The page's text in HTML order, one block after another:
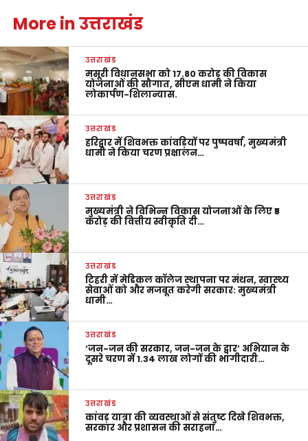
More in उत्तराखंड
उत्तराखंड
मसूरी विधानसभा को 17.80 करोड़ की विकास
योजनाओं की सौगात, सीएम धामी ने किया
लोकार्पण-शिलान्यास.
उत्तराखंड
हरिद्वार में शिवभक्त कांवड़ियों पर पुष्पवर्षा, मुख्यमंत्री
धामी ने किया चरण प्रक्षालन…
उत्तराखंड
मुख्यमंत्री ने विभिन्न विकास योजनाओं के लिए ₹5
करोड़ की वित्तीय स्वीकृति दी…
उत्तराखंड
टिहरी में मेडिकल कॉलेज स्थापना पर मंथन, स्वास्थ्य
सेवाओं को और मजबूत करेगी सरकार: मुख्यमंत्री
धामी…
उत्तराखंड
‘जन-जन की सरकार, जन-जन के द्वार’ अभियान के
दूसरे चरण में 1.34 लाख लोगों की भागीदारी…
उत्तराखंड
कांवड़ यात्रा की व्यवस्थाओं से संतुष्ट दिखे शिवभक्त,
सरकार और प्रशासन की सराहना…